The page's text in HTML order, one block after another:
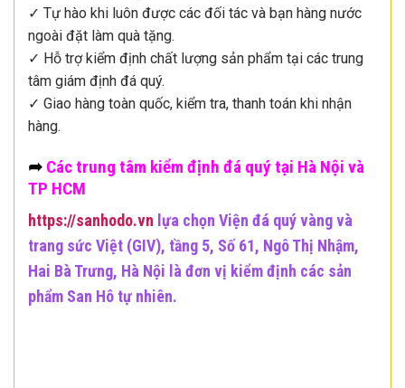
✓ Tự hào khi luôn được các đối tác và bạn hàng nước
ngoài đặt làm quà tặng.
✓ Hỗ trợ kiểm định chất lượng sản phẩm tại các trung
tâm giám định đá quý.
✓ Giao hàng toàn quốc, kiểm tra, thanh toán khi nhận
hàng.
➦ Các trung tâm kiểm định đá quý tại Hà Nội và
TP HCM
https://sanhodo.vn lựa chọn Viện đá quý vàng và
trang sức Việt (GIV), tầng 5, Số 61, Ngô Thị Nhậm,
Hai Bà Trưng, Hà Nội là đơn vị kiểm định các sản
phẩm San Hô tự nhiên.